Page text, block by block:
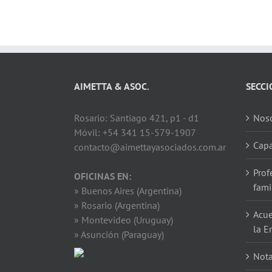
AIMETTA & ASOC.
Rosario: Santiago 421, p1 - d1
Móvil: +54 341 15-579-1907
contacto@aimettayasociados.com.ar
OFICINAS EN:
» Buenos Aires (Argentina)
» Rosario (Argentina)
» Montevideo (Uruguay)
» Asunción (Paraguay)
la